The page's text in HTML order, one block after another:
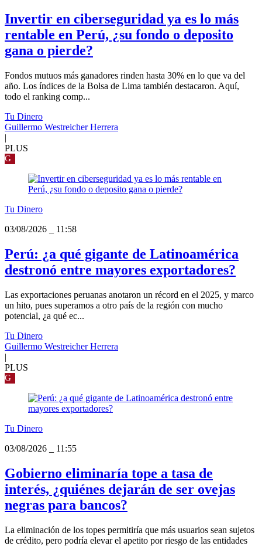
Invertir en ciberseguridad ya es lo más
rentable en Perú, ¿su fondo o deposito
gana o pierde?
Fondos mutuos más ganadores rinden hasta 30% en lo que va del
año. Los índices de la Bolsa de Lima también destacaron. Aquí,
todo el ranking comp...
Tu Dinero
Guillermo Westreicher Herrera
|
PLUS
G
Tu Dinero
03/08/2026
11:58
Perú: ¿a qué gigante de Latinoamérica
destronó entre mayores exportadores?
Las exportaciones peruanas anotaron un récord en el 2025, y marco
un hito, pues superamos a otro país de la región con mucho
potencial, ¿a qué ec...
Tu Dinero
Guillermo Westreicher Herrera
|
PLUS
G
Tu Dinero
03/08/2026
11:55
Gobierno eliminaría tope a tasa de
interés, ¿quiénes dejarán de ser ovejas
negras para bancos?
La eliminación de los topes permitiría que más usuarios sean sujetos
de crédito, pero podría elevar el apetito por riesgo de las entidades